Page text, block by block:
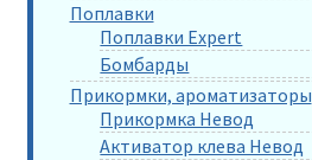
Поплавки
Поплавки Expert
Бомбарды
Прикормки, ароматизаторы
Прикормка Невод
Активатор клева Невод